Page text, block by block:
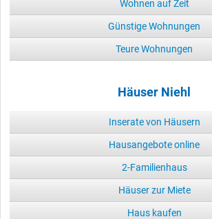
Wohnen auf Zeit
Günstige Wohnungen
Teure Wohnungen
Häuser Niehl
Inserate von Häusern
Hausangebote online
2-Familienhaus
Häuser zur Miete
Haus kaufen